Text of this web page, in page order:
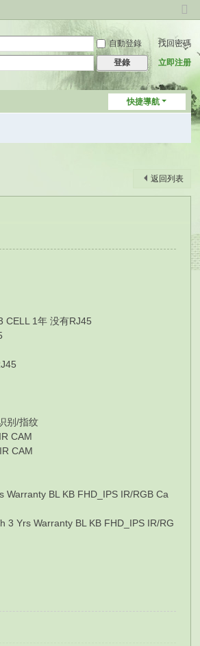
切
到
窄
自動登錄
找回密碼
登錄 立即注册
快捷導航
返回列表
1年 没有RJ45
别/指纹
CAM
CAM
BL KB FHD_IPS IR/RGB Ca
Warranty BL KB FHD_IPS IR/RG